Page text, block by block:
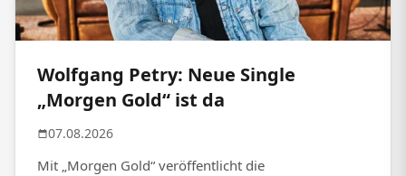
Wolfgang Petry: Neue Single
„Morgen Gold“ ist da
07.08.2026
Mit „Morgen Gold“ veröffentlicht die